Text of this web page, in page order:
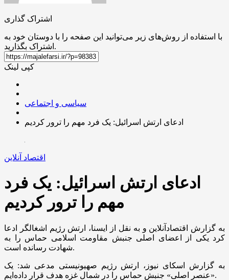
اشتراک گذاری
با استفاده از روش‌های زیر می‌توانید این صفحه را با دوستان خود به
اشتراک بگذارید.
کپی لینک
سیاسی و اجتماعی
ادعای ارتش اسرائیل: یک فرد مهم را ترور کردیم
اقتصاد آنلاین
ادعای ارتش اسرائیل: یک فرد
مهم را ترور کردیم
به گزارش اقتصادآنلاین و به نقل از ایسنا، ارتش رژیم اشغالگر ادعا
کرد یکی از اعضای اصلی جنبش مقاومت اسلامی حماس را به
شهادت رسانده است.
به گزارش اسکای نیوز، ارتش رژیم صهیونیستی مدعی شد: یک
«عنصر اصلی» جنبش حماس را در شمال غزه هدف قرار داده‌ایم.